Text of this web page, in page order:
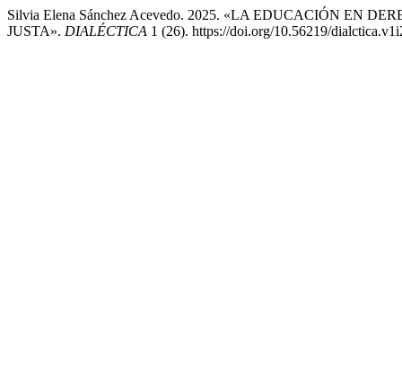
Silvia Elena Sánchez Acevedo. 2025. «LA EDUCACIÓN EN
JUSTA». DIALÉCTICA 1 (26). https://doi.org/10.56219/